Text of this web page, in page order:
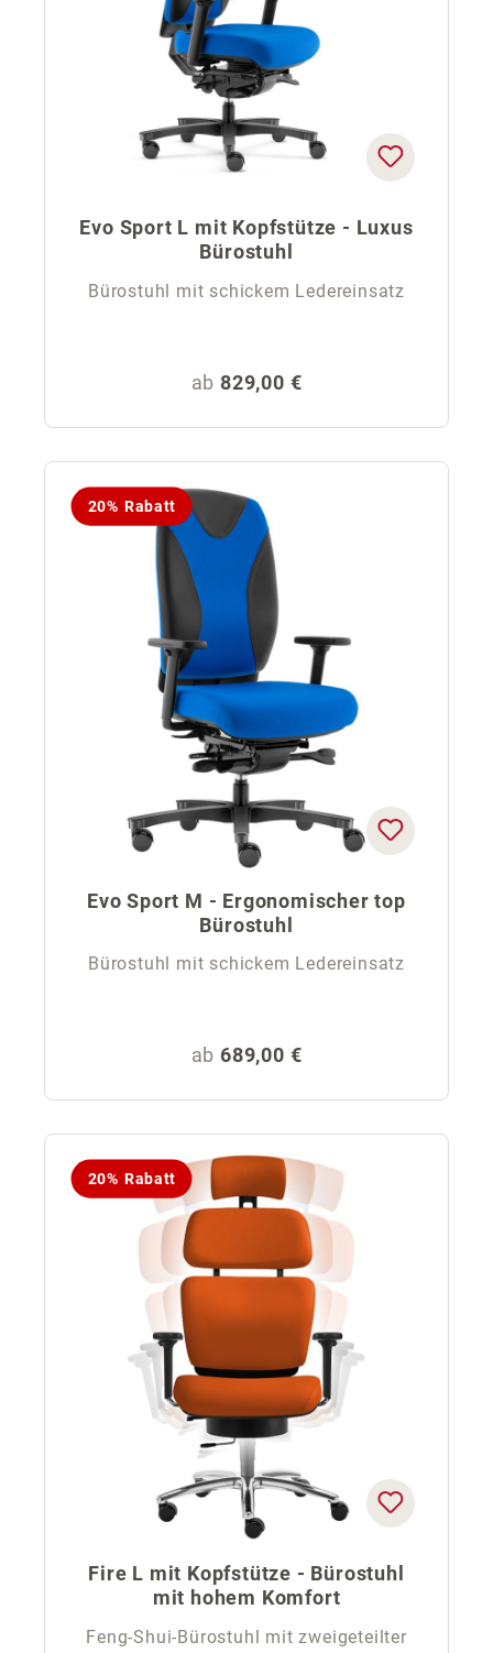
Evo Sport L mit Kopfstütze - Luxus
Bürostuhl
Bürostuhl mit schickem Ledereinsatz
Regulärer Preis:
ab 829,00 €
20% Rabatt
Evo Sport M - Ergonomischer top
Bürostuhl
Bürostuhl mit schickem Ledereinsatz
Regulärer Preis:
ab 689,00 €
20% Rabatt
Fire L mit Kopfstütze - Bürostuhl
mit hohem Komfort
Feng-Shui-Bürostuhl mit zweigeteilter